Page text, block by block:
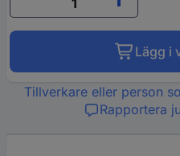
Lägg i
Tillverkare eller person
Rapportera